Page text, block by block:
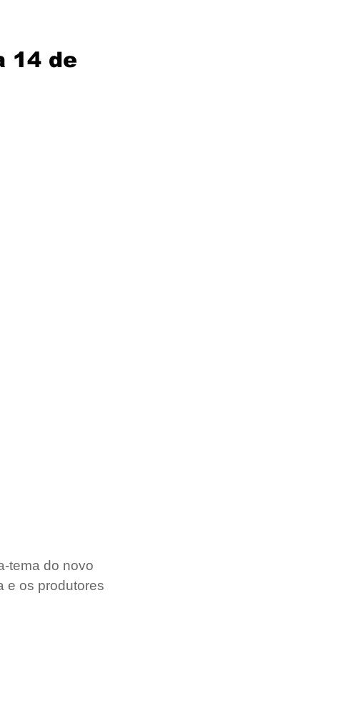
14 de
tema do novo
e os produtores